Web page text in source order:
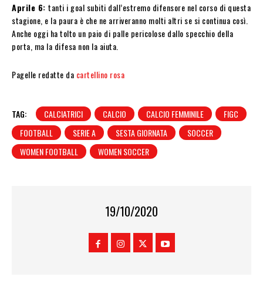
Aprile 6: tanti i goal subiti dall’estremo difensore nel corso di questa
stagione, e la paura è che ne arriveranno molti altri se si continua così.
Anche oggi ha tolto un paio di palle pericolose dallo specchio della
porta, ma la difesa non la aiuta.
Pagelle redatte da cartellino rosa
TAG: CALCIATRICI CALCIO CALCIO FEMMINILE
FIGC
FOOTBALL
SERIE A SESTA GIORNATA
SOCCER
WOMEN FOOTBALL
WOMEN SOCCER
19/10/2020